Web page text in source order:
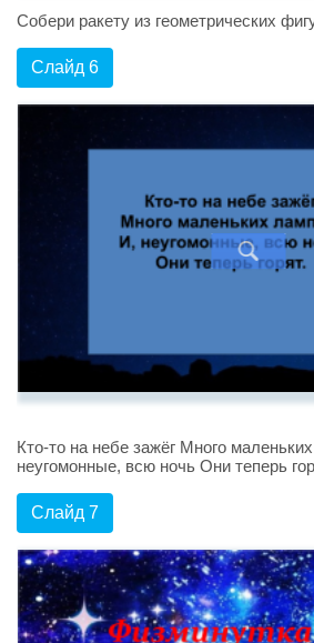
Собери ракету из геометрических
Слайд 6
Кто-то на небе зажёг Много
неугомонные, всю ночь Они теперь
Слайд 7